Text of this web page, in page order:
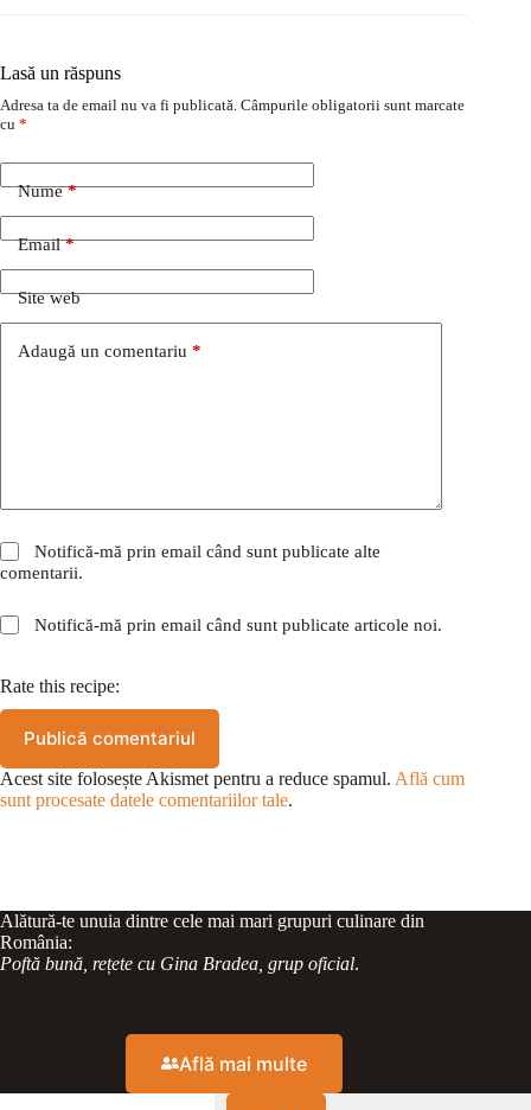
Lasă un răspuns
Adresa ta de email nu va fi publicată. Câmpurile obligatorii sunt marcate
cu *
Nume*
Email*
Site web
Adaugă un comentariu *
Notifică-mă prin email când sunt publicate alte
comentarii.
Notifică-mă prin email când sunt publicate articole noi.
Rate this recipe:
Publică comentariul
Acest site folosește Akismet pentru a reduce spamul. Află cum
sunt procesate datele comentariilor tale.
Alătură-te unuia dintre cele mai mari grupuri culinare din
România:
Poftă bună, rețete cu Gina Bradea, grup oficial.
Află mai multe